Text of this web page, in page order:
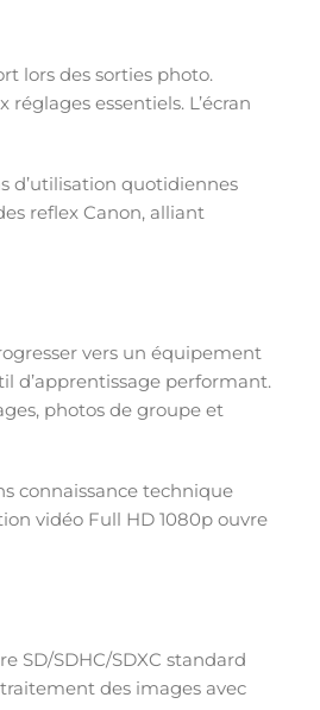
lors des sorties photo.
essentiels. L’écran
d’utilisation quotidiennes
reflex Canon, alliant
vers un équipement
d’apprentissage performant.
photos de groupe et
connaissance technique
vidéo Full HD 1080p ouvre
SD/SDHC/SDXC standard
des images avec